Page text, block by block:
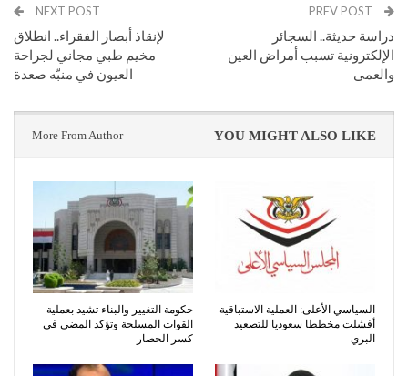
دراسة حديثة.. السجائر
الإلكترونية تسبب أمراض العين
والعمى
NEXT POST
لإنقاذ أبصار الفقراء.. انطلاق
مخيم طبي مجاني لجراحة
العيون في منبّه صعدة
YOU MIGHT ALSO LIKE
More From Author
السياسي الأعلى: العملية الاستباقية
أفشلت مخططا سعوديا للتصعيد
البري
حكومة التغيير والبناء تشيد بعملية
القوات المسلحة وتؤكد المضي في
كسر الحصار